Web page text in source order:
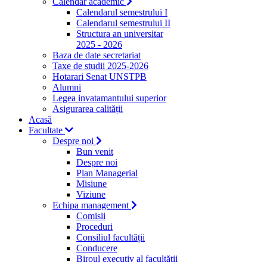
Calendarul semestrului I
Calendarul semestrului II
Structura an universitar
2025 - 2026
Baza de date secretariat
Taxe de studii 2025-2026
Hotarari Senat UNSTPB
Alumni
Legea invatamantului superior
Asigurarea calității
Acasă
Facultate
Despre noi
Bun venit
Despre noi
Plan Managerial
Misiune
Viziune
Echipa management
Comisii
Proceduri
Consiliul facultății
Conducere
Biroul executiv al facultății